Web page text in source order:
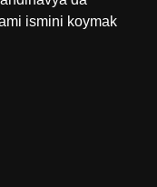
ismini koymak